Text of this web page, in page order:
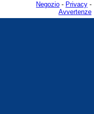
Negozio - Privacy -
Avvertenze